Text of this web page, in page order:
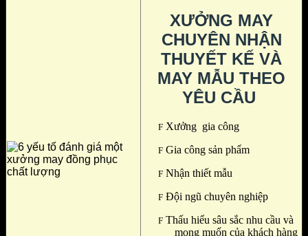
XƯỞNG MAY
CHUYÊN NHẬN
THUYẾT KẾ VÀ
MAY MẪU THEO
YÊU CẦU
F Xưởng gia công
F Gia công sản phẩm
F Nhận thiết mẫu
F Đội ngũ chuyên nghiệp
F Thấu hiểu sâu sắc nhu cầu và
mong muốn của khách hàng